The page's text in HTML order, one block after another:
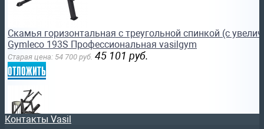
Скамья горизонтальная с треугольной спинкой (с
Gymleco 193S Профессиональная vasilgym
Старая цена: 54 700 руб. 45 101 руб.
отложить
Контакты Vasil